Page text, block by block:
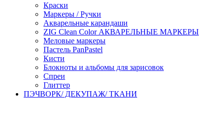
Краски
Маркеры / Ручки
Акварельные карандаши
ZIG Clean Color АКВАРЕЛЬНЫЕ МАРКЕРЫ
Меловые маркеры
Пастель PanPastel
Кисти
Блокноты и альбомы для зарисовок
Спреи
Глиттер
ПЭЧВОРК/ ДЕКУПАЖ/ ТКАНИ